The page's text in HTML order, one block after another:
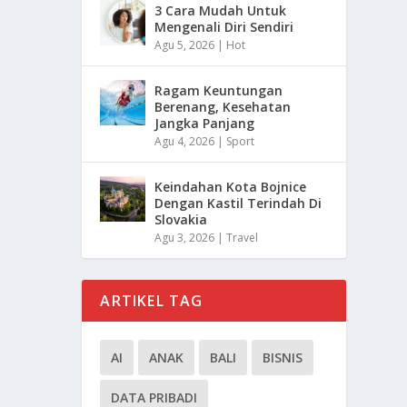
3 Cara Mudah Untuk
Mengenali Diri Sendiri
Agu 5, 2026 | Hot
Ragam Keuntungan
Berenang, Kesehatan
Jangka Panjang
Agu 4, 2026 | Sport
Keindahan Kota Bojnice
Dengan Kastil Terindah Di
Slovakia
Agu 3, 2026 |Travel
ARTIKEL TAG
AI ANAK BALI BISNIS
DATA PRIBADI